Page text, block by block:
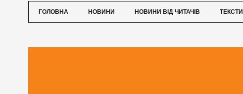
ГОЛОВНА НОВИНИ НОВИНИ ВІД ЧИТАЧІВ ТЕКСТИ